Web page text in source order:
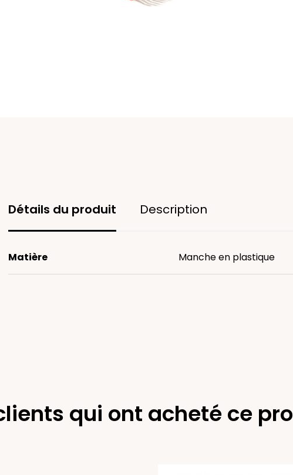
Détails du produit Description
Matière Manche en plastique
qui ont acheté ce